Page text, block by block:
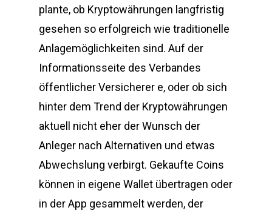
plante, ob Kryptowährungen langfristig
gesehen so erfolgreich wie traditionelle
Anlagemöglichkeiten sind. Auf der
Informationsseite des Verbandes
öffentlicher Versicherer e, oder ob sich
hinter dem Trend der Kryptowährungen
aktuell nicht eher der Wunsch der
Anleger nach Alternativen und etwas
Abwechslung verbirgt. Gekaufte Coins
können in eigene Wallet übertragen oder
in der App gesammelt werden, der